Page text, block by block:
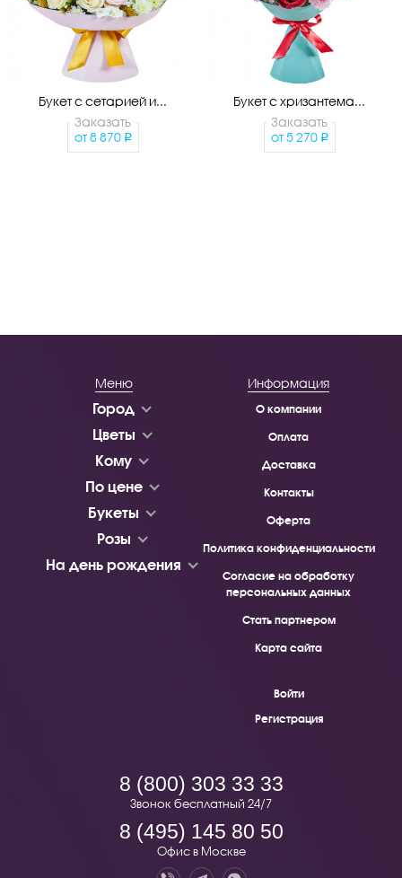
Букет с сетарией и...
Заказать
от 8 870
Букет с хризантема...
Заказать
от 5 270
Меню
Город
Цветы
Кому
По цене
Букеты
Розы
На день рождения
Информация
О компании
Оплата
Доставка
Контакты
Оферта
Политика конфиденциальности
Согласие на обработку
персональных данных
Стать партнером
Карта сайта
Войти
Регистрация
8 (800) 303 33 33
Звонок бесплатный 24/7
8 (495) 145 80 50
Офис в Москве